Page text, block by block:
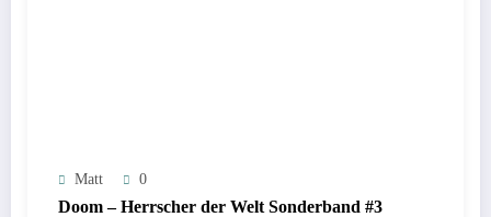
Matt 0
Doom – Herrscher der Welt Sonderband #3